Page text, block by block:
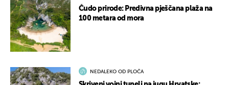
Čudo prirode: Predivna pješčana plaža na
100 metara od mora
NEDALEKO OD PLOČA